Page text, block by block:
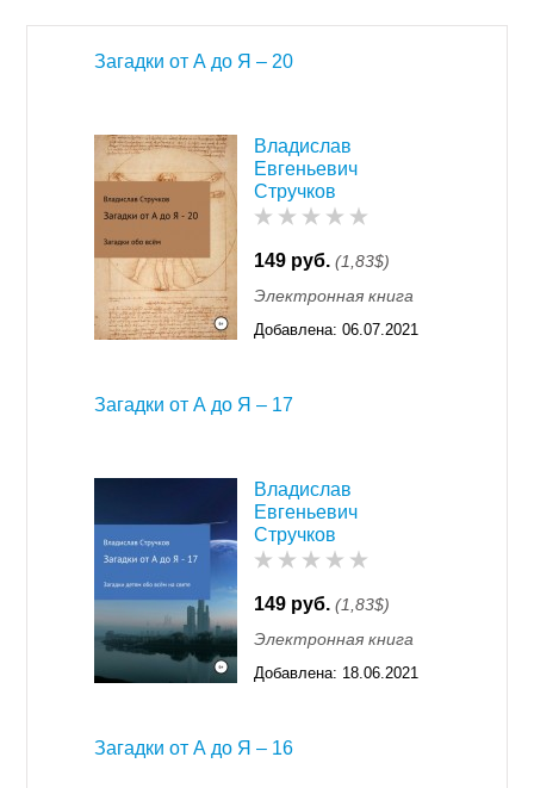
Загадки от А до Я – 20
Владислав
Евгеньевич
Стручков
149 руб. (1,83$)
Электронная книга
Добавлена: 06.07.2021
Загадки от А до Я – 17
Владислав
Евгеньевич
Стручков
149 руб. (1,83$)
Электронная книга
Добавлена: 18.06.2021
Загадки от А до Я – 16